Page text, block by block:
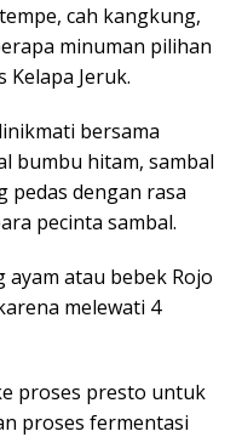
cah kangkung,
minuman pilihan
Kelapa Jeruk.
bersama
bumbu hitam, sambal
pedas dengan rasa
pecinta sambal.
ayam atau bebek Rojo
melewati 4
proses presto untuk
proses fermentasi